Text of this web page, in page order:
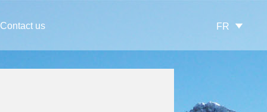
Contact us FR